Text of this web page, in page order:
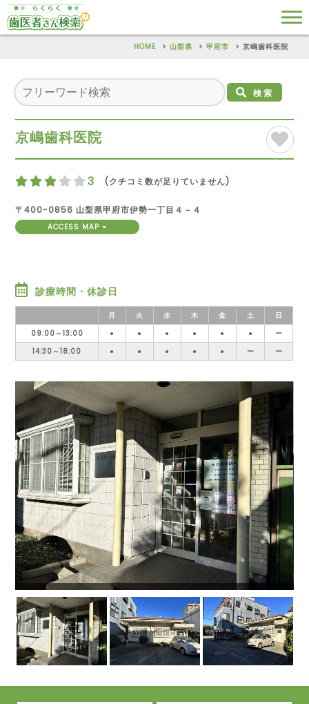
HOME 山梨県 甲府市 京嶋歯科医院
検索
京嶋歯科医院
3 (クチコミ数が足りていません)
〒400-0856 山梨県甲府市伊勢一丁目４－４
ACCESS MAP
診療時間・休診日
月 火 水 木 金 土
日
09:00～13:00
● ● ● ● ● ●
ー
14:30～18:00
● ● ● ● ● ー ー